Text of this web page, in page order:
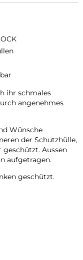
ihr schmales
angenehmes
Wünsche
der Schutzhülle,
geschützt. Aussen
aufgetragen.
geschützt.
Smartphones
voll zugänglich.
Material.